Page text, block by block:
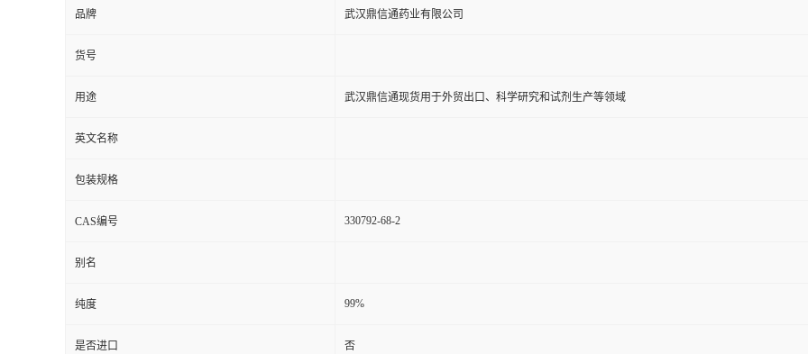
品牌 武汉鼎信通药业有限公司
货号
用途 武汉鼎信通现货用于外贸出口、科学研究和试剂生产等领域
英文名称
包装规格
CAS编号 330792-68-2
别名
纯度 99%
是否进口 否